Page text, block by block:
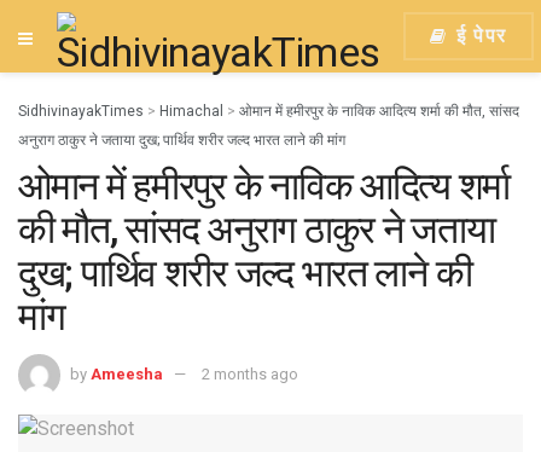
ई पेपर
SidhivinayakTimes > Himachal > ओमान में हमीरपुर के नाविक आदित्य शर्मा की मौत, सांसद
अनुराग ठाकुर ने जताया दुख; पार्थिव शरीर जल्द भारत लाने की मांग
ओमान में हमीरपुर के नाविक आदित्य शर्मा
की मौत, सांसद अनुराग ठाकुर ने जताया
दुख; पार्थिव शरीर जल्द भारत लाने की
मांग
by Ameesha 2 months ago